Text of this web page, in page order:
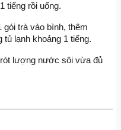
tiếng rồi uống.
trà vào bình, thêm
lạnh khoảng 1 tiếng.
lượng nước sôi vừa đủ